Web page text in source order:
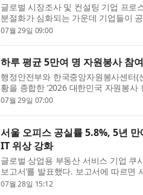
글로벌 시장조사 및 컨설팅 기업 프로
분절화가 심화되는 가운데 기업들이
가기 위해 고려해야 할 핵심 공급망 전
07월 29일 09:00
하루 평균 5만여 명 자원봉사 참
행정안전부와 한국중앙자원봉사센터
황을 종합한 ‘2026 대한민국 자원봉사
협력해 데이터를 최신화한 이번 자료
07월 29일 07:00
서울 오피스 공실률 5.8%, 5년
IT 위상 강화
글로벌 상업용 부동산 서비스 기업 쿠
보고서’를 발표했다. 보고서에 따르
승한 5.8%를 기록했다. 이는 2021년 3
07월 28일 15:12